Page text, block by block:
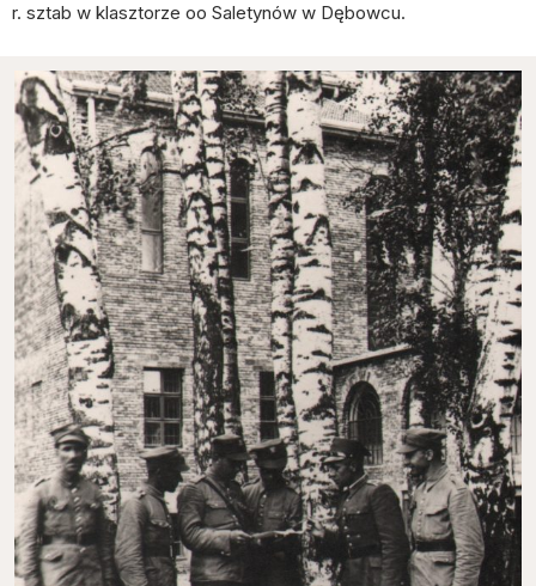
r. sztab w klasztorze oo Saletynów w Dębowcu.